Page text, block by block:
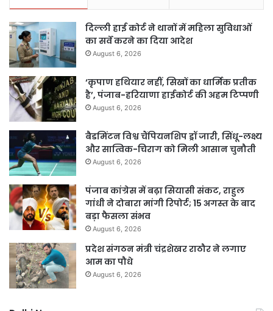
दिल्ली हाई कोर्ट ने थानों में महिला सुविधाओं
का सर्वे करने का दिया आदेश
August 6, 2026
‘कृपाण हथियार नहीं, सिखों का धार्मिक प्रतीक
है’, पंजाब-हरियाणा हाईकोर्ट की अहम टिप्पणी
August 6, 2026
बैडमिंटन विश्व चैंपियनशिप ड्रॉ जारी, सिंधू-लक्ष्य
और सात्विक-चिराग को मिली आसान चुनौती
August 6, 2026
पंजाब कांग्रेस में बढ़ा सियासी संकट, राहुल
गांधी ने दोबारा मांगी रिपोर्ट; 15 अगस्त के बाद
बड़ा फैसला संभव
August 6, 2026
प्रदेश संगठन मंत्री चंद्रशेखर राठौर ने लगाए
आम का पौधे
August 6, 2026